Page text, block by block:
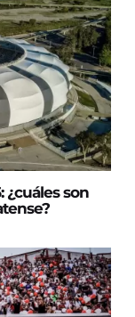
¿cuáles son